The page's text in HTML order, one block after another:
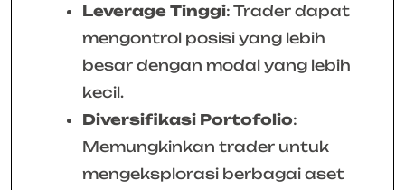
Leverage Tinggi: Trader dapat
mengontrol posisi yang lebih
besar dengan modal yang lebih
kecil.
Diversifikasi Portofolio:
Memungkinkan trader untuk
mengeksplorasi berbagai aset